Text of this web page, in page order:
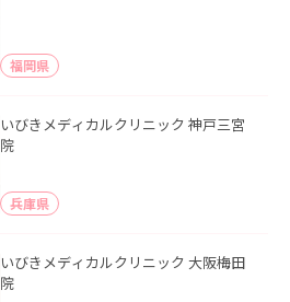
福岡県
いびきメディカルクリニック 神戸三宮
院
兵庫県
いびきメディカルクリニック 大阪梅田
院